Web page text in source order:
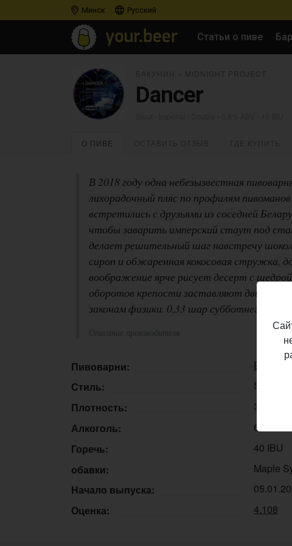
Минск Русский
Статьи о пиве
Dancer
О ПИВЕ
В 2018 году одна небезызвестная
лихорадочный пляс по профилям
встретились с друзьями из соседней
чтобы заварить имперский стаут под
делает решительный шаг навстречу
сироп и обжаренная кокосовая стружка,
воображение ярче рисует десерт с
оборотов крепости заставляют
законам физики. 0,33 шар субботнего вечера
Описание производителя
Пивоварни: Бакунин
Стиль:
Stout -
Плотность:
30,0%
Алкоголь:
6,8%
Горечь:
40 IBU
обавки:
Maple
Начало выпуска:
Оценка:
4.108